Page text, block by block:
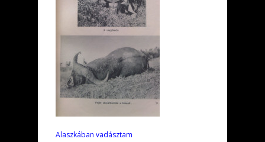
Alaszkában vadásztam